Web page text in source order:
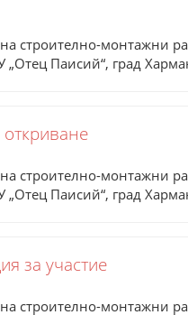
строително-монтажни
„Отец Паисий“, град
строително-монтажни
„Отец Паисий“, град
за участие
строително-монтажни